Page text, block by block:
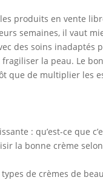
produits en vente
semaines, il vaut
des soins inadaptés
la peau. Le
que de multiplier les
: qu’est-ce que
la bonne crème
de crèmes de